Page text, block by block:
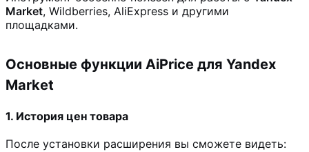
Market, Wildberries, AliExpress и другими
площадками.
Основные функции AiPrice для Yandex
Market
1. История цен товара
После установки расширения вы сможете видеть: